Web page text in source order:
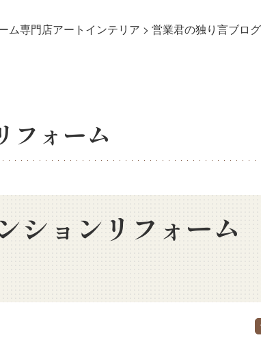
ム専門店アートインテリア > 営業君の独り言ブログ
フォーム
ションリフォー